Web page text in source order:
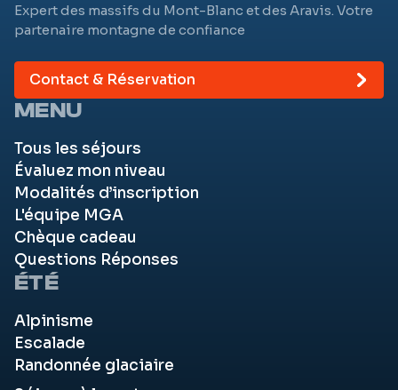
Expert des massifs du Mont-Blanc et des Aravis. Votre
partenaire montagne de confiance
Contact & Réservation
MENU
Tous les séjours
Évaluez mon niveau
Modalités d’inscription
L'équipe MGA
Chèque cadeau
Questions Réponses
ÉTÉ
Alpinisme
Escalade
Randonnée glaciaire